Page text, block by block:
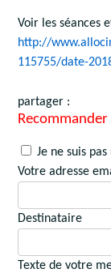
Voir les séances
http://
115755/date-
partager :
Je ne suis
Votre adresse
Destinataire
Texte de votre